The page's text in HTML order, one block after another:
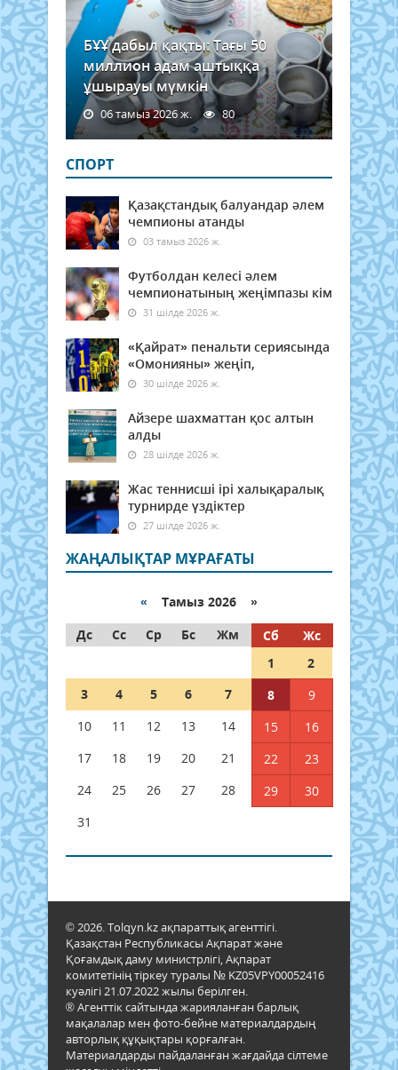
БҰҰ дабыл қақты: Тағы 50
миллион адам аштыққа
ұшырауы мүмкін
06 тамыз 2026 ж. 80
СПОРТ
Қазақстандық балуандар әлем
чемпионы атанды
03 тамыз 2026 ж.
Футболдан келесі әлем
чемпионатының жеңімпазы кім
31 шілде 2026 ж.
«Қайрат» пенальти сериясында
«Омонияны» жеңіп,
30 шілде 2026 ж.
Айзере шахматтан қос алтын
алды
28 шілде 2026 ж.
Жас теннисші ірі халықаралық
турнирде үздіктер
27 шілде 2026 ж.
ЖАҢАЛЫҚТАР МҰРАҒАТЫ
« Тамыз 2026 »
Дс
Сс Ср Бс Жм Сб
Жс
1
2
3
4 5 6 7 8
9
10
11 12 13 14 15
16
17
18 19 20 21 22
23
24
25 26 27 28 29
30
31
© 2026. Tolqyn.kz ақпараттық агенттігі.
Қазақстан Республикасы Ақпарат және
Қоғамдық даму министрлігі, Ақпарат
комитетінің тіркеу туралы № KZ05VPY00052416
куәлігі 21.07.2022 жылы берілген.
® Агенттік сайтында жарияланған барлық
мақалалар мен фото-бейне материалдардың
авторлық құқықтары қорғалған.
Материалдарды пайдаланған жағдайда сілтеме